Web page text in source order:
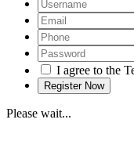
I agree to the
Please wait...